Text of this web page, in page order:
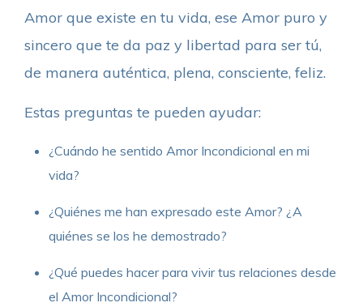
Amor que existe en tu vida, ese Amor puro y
sincero que te da paz y libertad para ser tú,
de manera auténtica, plena, consciente, feliz.
Estas preguntas te pueden ayudar:
¿Cuándo he sentido Amor Incondicional en mi
vida?
¿Quiénes me han expresado este Amor? ¿A
quiénes se los he demostrado?
¿Qué puedes hacer para vivir tus relaciones desde
el Amor Incondicional?